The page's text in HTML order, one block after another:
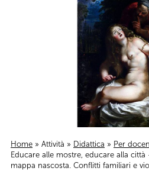
Tu sei qui
Home » Attività » Didattica » Per
Educare alle mostre, educare alla
mappa nascosta. Conflitti familiari e